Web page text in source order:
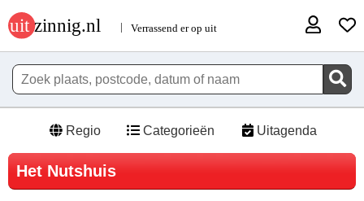
Regio Categorieën Uitagenda
Het Nutshuis